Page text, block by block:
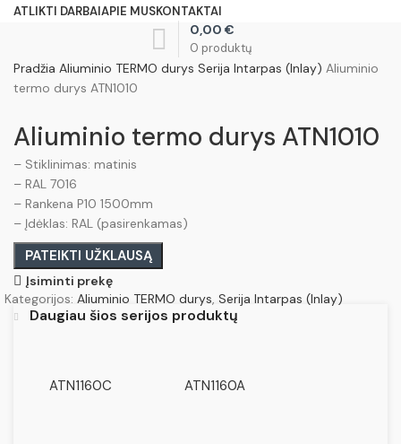
ATLIKTI DARBAIAPIE MUSKONTAKTAI
0 produktų
0,00 €
Pradžia Aliuminio TERMO durys Serija Intarpas (Inlay) Aliuminio
termo durys ATN1010
Aliuminio termo durys ATN1010
– Stiklinimas: matinis
– RAL 7016
– Rankena P10 1500mm
– Įdėklas: RAL (pasirenkamas)
PATEIKTI UŽKLAUSĄ
Įsiminti prekę
Kategorijos: Aliuminio TERMO durys, Serija Intarpas (Inlay)
Daugiau šios serijos produktų
ATN1160C ATN1160A